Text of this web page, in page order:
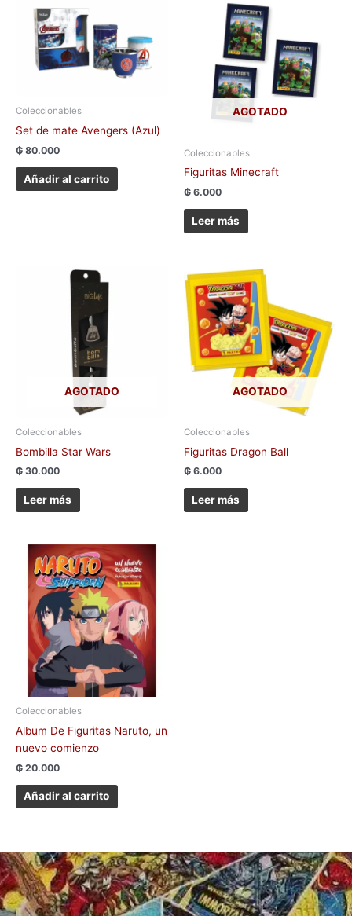
Coleccionables
Set de mate Avengers (Azul)
₲ 80.000
Añadir al carrito
AGOTADO
Coleccionables
Figuritas Minecraft
₲ 6.000
Leer más
AGOTADO
Coleccionables
Bombilla Star Wars
₲ 30.000
Leer más
AGOTADO
Coleccionables
Figuritas Dragon Ball
₲ 6.000
Leer más
Coleccionables
Album De Figuritas Naruto, un
nuevo comienzo
₲ 20.000
Añadir al carrito